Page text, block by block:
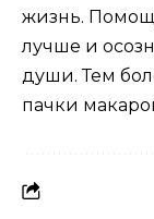
жизнь.
лучше и
души. Тем
пачки